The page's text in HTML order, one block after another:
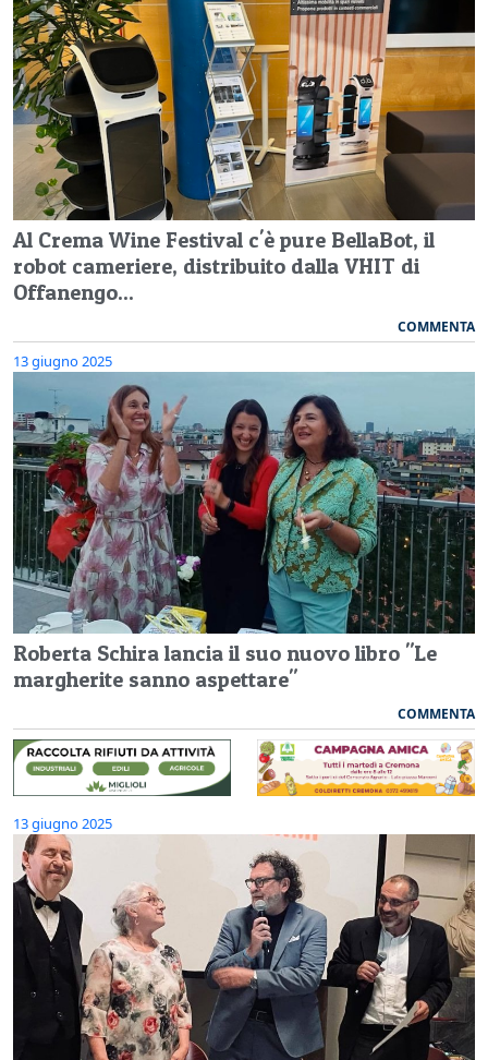
Al Crema Wine Festival c'è pure BellaBot, il
robot cameriere, distribuito dalla VHIT di
Offanengo...
COMMENTA
13 giugno 2025
Roberta Schira lancia il suo nuovo libro "Le
margherite sanno aspettare"
COMMENTA
13 giugno 2025